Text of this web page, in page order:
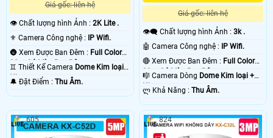
Giá gốc: liên hệ
👁 Chất lượng hình Ảnh : 2K Lite .
⚜️ Camera Công nghệ :
IP Wifi.
🌚 Xem Được Ban Đêm : Full Color
30m Có Màu Ban Ðêm.
♊ Thiết Kế Camera Dome Kim loại +
Nhựa.
️🔔 Đặt Điểm : Thu Âm.
Giá gốc: liên hệ
👁️‍🗨 Chất lượng hình Ảnh :3k .
🤖️ Camera Công nghệ :
IP Wifi.
🔴 Xem Được Ban Đêm : Full Color
30m Có Màu Ban Ðêm.
🎼️ Camera Dòng Dome Kim loại +
Nhựa.
️ლ Khả Năng :Thu Âm.
605 824